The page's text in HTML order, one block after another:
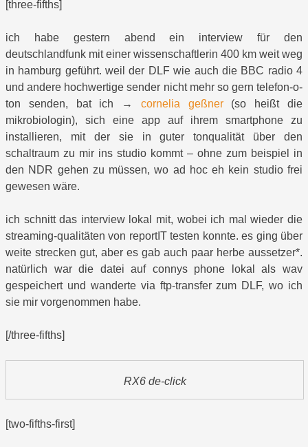
[three-fifths]
ich habe gestern abend ein interview für den
deutschlandfunk mit einer wissenschaftlerin 400 km weit weg
in hamburg geführt. weil der DLF wie auch die BBC radio 4
und andere hochwertige sender nicht mehr so gern telefon-o-
ton senden, bat ich → cornelia geßner(so heißt die
mikrobiologin), sich eine app auf ihrem smartphone zu
installieren, mit der sie in guter tonqualität über den
schaltraum zu mir ins studio kommt – ohne zum beispiel in
den NDR gehen zu müssen, wo ad hoc eh kein studio frei
gewesen wäre.
ich schnitt das interview lokal mit, wobei ich mal wieder die
streaming-qualitäten von reportIT testen konnte. es ging über
weite strecken gut, aber es gab auch paar herbe aussetzer*.
natürlich war die datei auf connys phone lokal als wav
gespeichert und wanderte via ftp-transfer zum DLF, wo ich
sie mir vorgenommen habe.
[/three-fifths]
RX6 de-click
[two-fifths-first]